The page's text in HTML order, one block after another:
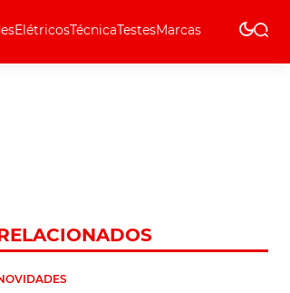
ElétricosTécnicaTestesMarcas